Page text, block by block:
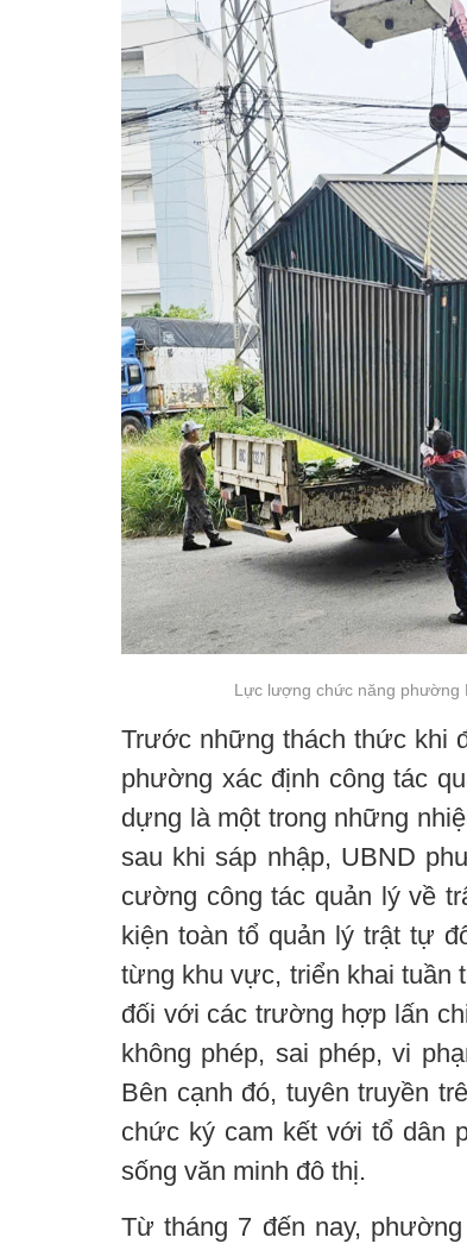
Lực lượng chức năng phường
Trước những thách thức khi
phường xác định công tác
dựng là một trong những
sau khi sáp nhập, UBND
cường công tác quản lý về
kiện toàn tổ quản lý trật tự
từng khu vực, triển khai tuần
đối với các trường hợp lấn
không phép, sai phép, vi
Bên cạnh đó, tuyên truyền
chức ký cam kết với tổ dân
sống văn minh đô thị.
Từ tháng 7 đến nay,